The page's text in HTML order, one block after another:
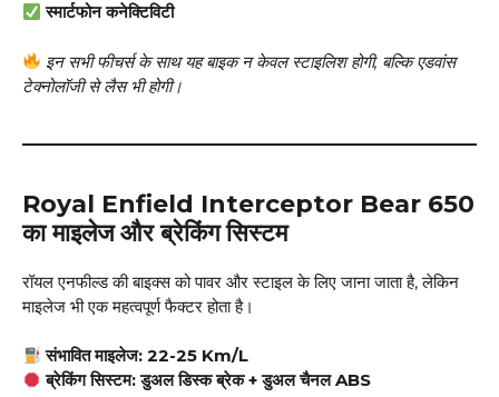
स्मार्टफोन कनेक्टिविटी
इन सभी फीचर्स के साथ यह बाइक न केवल स्टाइलिश होगी, बल्कि एडवांस
टेक्नोलॉजी से लैस भी होगी।
Royal Enfield Interceptor Bear 650
का माइलेज और ब्रेकिंग सिस्टम
रॉयल एनफील्ड की बाइक्स को पावर और स्टाइल के लिए जाना जाता है, लेकिन
माइलेज भी एक महत्वपूर्ण फैक्टर होता है।
संभावित माइलेज: 22-25 Km/L
ब्रेकिंग सिस्टम: डुअल डिस्क ब्रेक + डुअल चैनल ABS